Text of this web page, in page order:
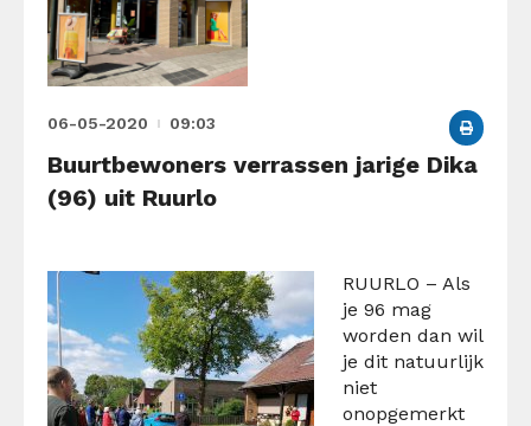
06-05-2020 09:03
Buurtbewoners verrassen jarige Dika
(96) uit Ruurlo
RUURLO – Als
je 96 mag
worden dan wil
je dit natuurlijk
niet
onopgemerkt